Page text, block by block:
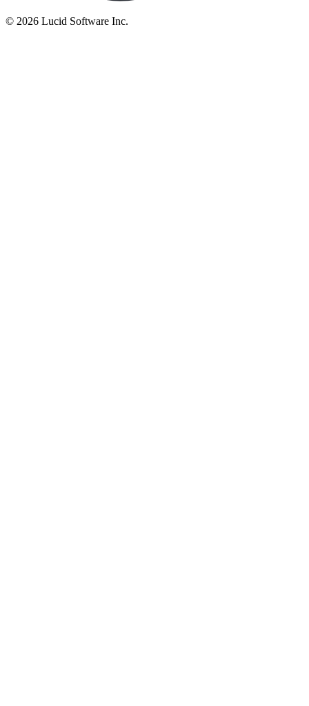
© 2026 Lucid Software Inc.